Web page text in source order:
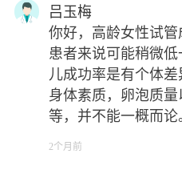
吕玉梅
你好，高龄女性试
患者来说可能稍微
儿成功率是有个体
身体素质，卵泡质
等，并不能一概而论
2个月前